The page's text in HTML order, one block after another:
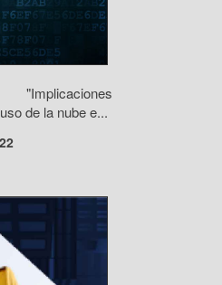
"Implicaciones
de la nube e...